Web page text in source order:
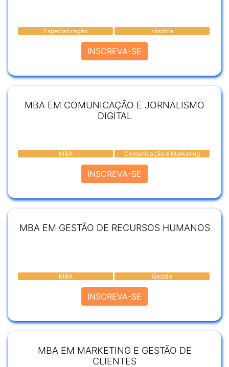
Especialização História
INSCREVA-SE
MBA EM COMUNICAÇÃO E JORNALISMO
DIGITAL
MBA Comunicação e Marketing
INSCREVA-SE
MBA EM GESTÃO DE RECURSOS HUMANOS
MBA Gestão
INSCREVA-SE
MBA EM MARKETING E GESTÃO DE
CLIENTES